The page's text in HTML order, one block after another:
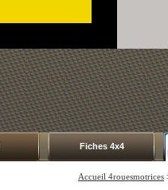
Fiches 4x4
Accueil 4rouesmotrices